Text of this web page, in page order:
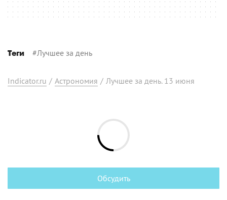
Теги #Лучшее за день
Indicator.ru / Астрономия / Лучшее за день. 13 июня
Обсудить